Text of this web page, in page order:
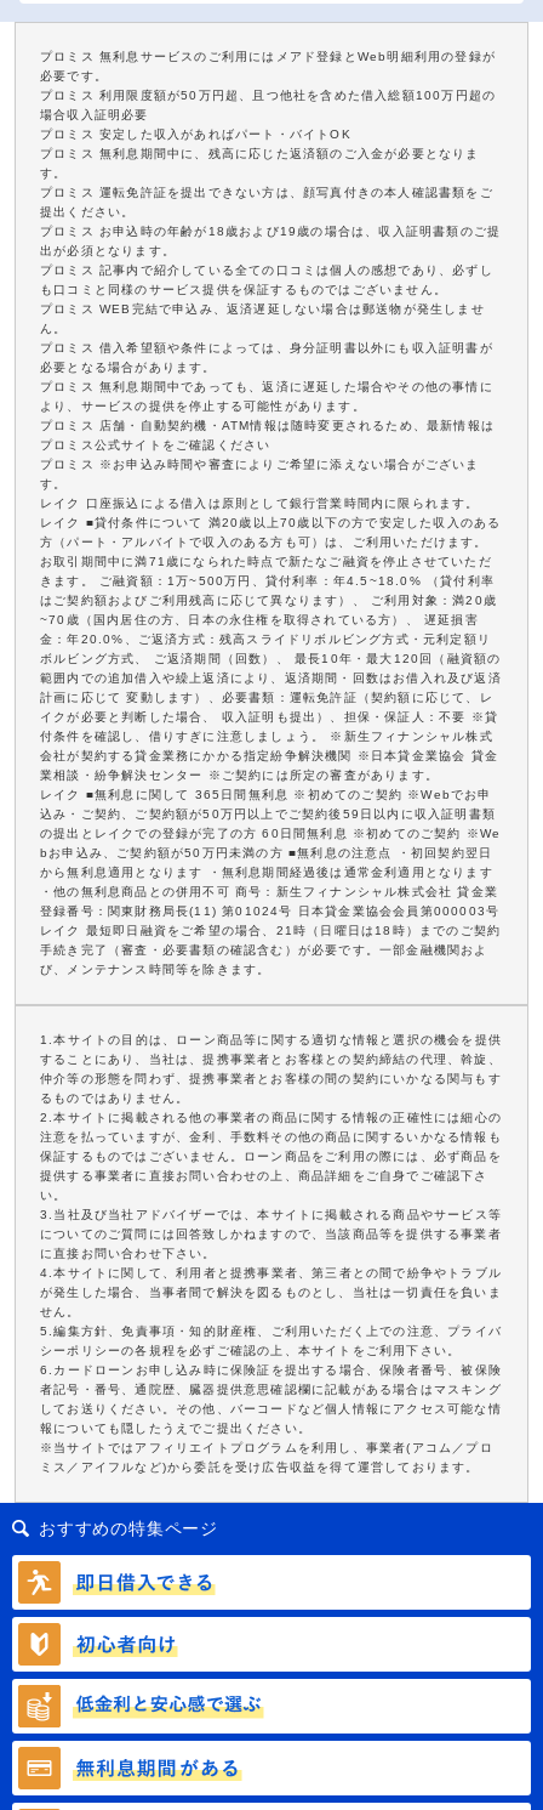
プロミス 無利息サービスのご利用にはメアド登録とWeb明細利用の登録が
必要です。
プロミス 利用限度額が50万円超、且つ他社を含めた借入総額100万円超の
場合収入証明必要
プロミス 安定した収入があればパート・バイトOK
プロミス 無利息期間中に、残高に応じた返済額のご入金が必要となりま
す。
プロミス 運転免許証を提出できない方は、顔写真付きの本人確認書類をご
提出ください。
プロミス お申込時の年齢が18歳および19歳の場合は、収入証明書類のご提
出が必須となります。
プロミス 記事内で紹介している全ての口コミは個人の感想であり、必ずし
も口コミと同様のサービス提供を保証するものではございません。
プロミス WEB完結で申込み、返済遅延しない場合は郵送物が発生しませ
ん。
プロミス 借入希望額や条件によっては、身分証明書以外にも収入証明書が
必要となる場合があります。
プロミス 無利息期間中であっても、返済に遅延した場合やその他の事情に
より、サービスの提供を停止する可能性があります。
プロミス 店舗・自動契約機・ATM情報は随時変更されるため、最新情報は
プロミス公式サイトをご確認ください
プロミス ※お申込み時間や審査によりご希望に添えない場合がございま
す。
レイク 口座振込による借入は原則として銀行営業時間内に限られます。
レイク ■貸付条件について 満20歳以上70歳以下の方で安定した収入のある
方（パート・アルバイトで収入のある方も可）は、ご利用いただけます。
お取引期間中に満71歳になられた時点で新たなご融資を停止させていただ
きます。 ご融資額：1万~500万円、貸付利率：年4.5~18.0% （貸付利率
はご契約額およびご利用残高に応じて異なります）、 ご利用対象：満20歳
~70歳（国内居住の方、日本の永住権を取得されている方）、 遅延損害
金：年20.0%、ご返済方式：残高スライドリボルビング方式・元利定額リ
ボルビング方式、 ご返済期間（回数）、 最長10年・最大120回（融資額の
範囲内での追加借入や繰上返済により、返済期間・回数はお借入れ及び返済
計画に応じて 変動します）、必要書類：運転免許証（契約額に応じて、レ
イクが必要と判断した場合、 収入証明も提出）、担保・保証人：不要 ※貸
付条件を確認し、借りすぎに注意しましょう。 ※新生フィナンシャル株式
会社が契約する貸金業務にかかる指定紛争解決機関 ※日本貸金業協会 貸金
業相談・紛争解決センター ※ご契約には所定の審査があります。
レイク ■無利息に関して 365日間無利息 ※初めてのご契約 ※Webでお申
込み・ご契約、ご契約額が50万円以上でご契約後59日以内に収入証明書類
の提出とレイクでの登録が完了の方 60日間無利息 ※初めてのご契約 ※We
bお申込み、ご契約額が50万円未満の方 ■無利息の注意点 ・初回契約翌日
から無利息適用となります ・無利息期間経過後は通常金利適用となります
・他の無利息商品との併用不可 商号：新生フィナンシャル株式会社 貸金業
登録番号：関東財務局長(11) 第01024号 日本貸金業協会会員第000003号
レイク 最短即日融資をご希望の場合、21時（日曜日は18時）までのご契約
手続き完了（審査・必要書類の確認含む）が必要です。一部金融機関およ
び、メンテナンス時間等を除きます。
1.本サイトの目的は、ローン商品等に関する適切な情報と選択の機会を提供
することにあり、当社は、提携事業者とお客様との契約締結の代理、斡旋、
仲介等の形態を問わず、提携事業者とお客様の間の契約にいかなる関与もす
るものではありません。
2.本サイトに掲載される他の事業者の商品に関する情報の正確性には細心の
注意を払っていますが、金利、手数料その他の商品に関するいかなる情報も
保証するものではございません。ローン商品をご利用の際には、必ず商品を
提供する事業者に直接お問い合わせの上、商品詳細をご自身でご確認下さ
い。
3.当社及び当社アドバイザーでは、本サイトに掲載される商品やサービス等
についてのご質問には回答致しかねますので、当該商品等を提供する事業者
に直接お問い合わせ下さい。
4.本サイトに関して、利用者と提携事業者、第三者との間で紛争やトラブル
が発生した場合、当事者間で解決を図るものとし、当社は一切責任を負いま
せん。
5.編集方針、免責事項・知的財産権、ご利用いただく上での注意、プライバ
シーポリシーの各規程を必ずご確認の上、本サイトをご利用下さい。
6.カードローンお申し込み時に保険証を提出する場合、保険者番号、被保険
者記号・番号、通院歴、臓器提供意思確認欄に記載がある場合はマスキング
してお送りください。その他、バーコードなど個人情報にアクセス可能な情
報についても隠したうえでご提出ください。
※当サイトではアフィリエイトプログラムを利用し、事業者(アコム／プロ
ミス／アイフルなど)から委託を受け広告収益を得て運営しております。
おすすめの特集ページ